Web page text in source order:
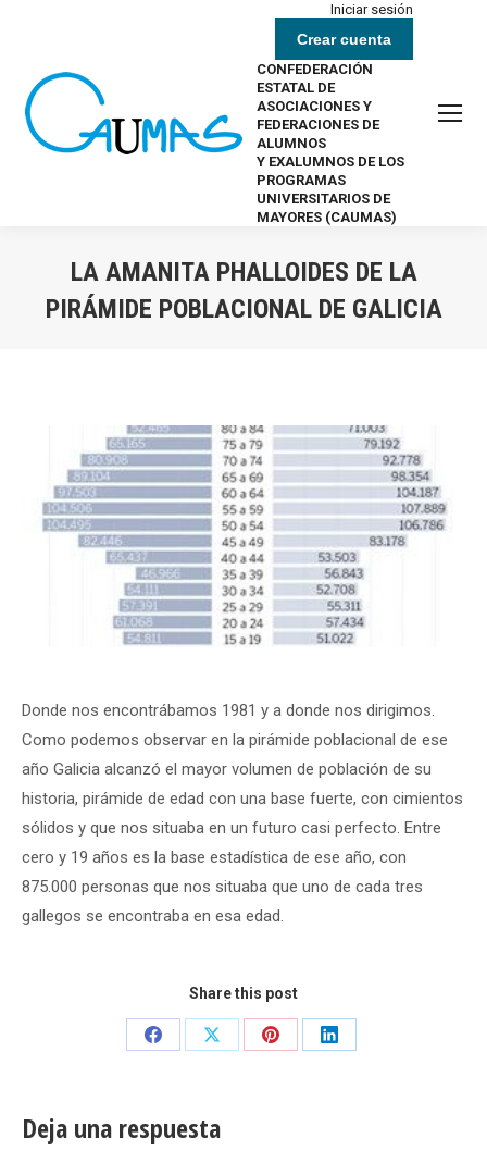
Iniciar sesión
Crear cuenta
CONFEDERACIÓN
ESTATAL DE
ASOCIACIONES Y
FEDERACIONES DE
ALUMNOS
Y EXALUMNOS DE LOS
PROGRAMAS
UNIVERSITARIOS DE
MAYORES (CAUMAS)
LA AMANITA PHALLOIDES DE LA
PIRÁMIDE POBLACIONAL DE GALICIA
Donde nos encontrábamos 1981 y a donde nos dirigimos.
Como podemos observar en la pirámide poblacional de ese
año Galicia alcanzó el mayor volumen de población de su
historia, pirámide de edad con una base fuerte, con cimientos
sólidos y que nos situaba en un futuro casi perfecto. Entre
cero y 19 años es la base estadística de ese año, con
875.000 personas que nos situaba que uno de cada tres
gallegos se encontraba en esa edad.
Share this post
Share
Share
Share
Share
Deja una respuesta